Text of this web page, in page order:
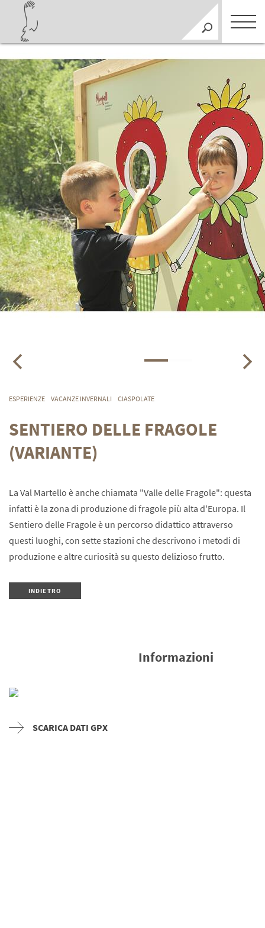
ESPERIENZE VACANZE INVERNALI CIASPOLATE
SENTIERO DELLE FRAGOLE
(VARIANTE)
La Val Martello è anche chiamata "Valle delle Fragole": questa
infatti è la zona di produzione di fragole più alta d'Europa. Il
Sentiero delle Fragole è un percorso didattico attraverso
questi luoghi, con sette stazioni che descrivono i metodi di
produzione e altre curiosità su questo delizioso frutto.
INDIETRO
Informazioni
SCARICA DATI GPX